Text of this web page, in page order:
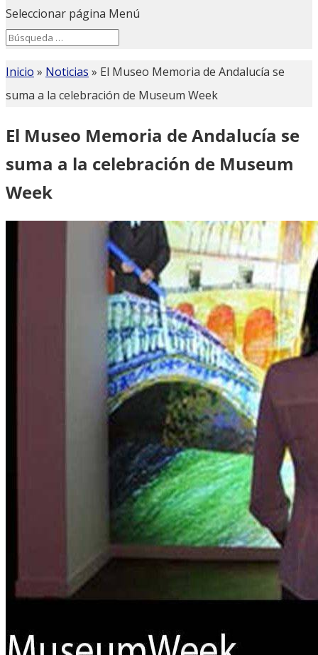
Seleccionar página Menú
Search
for...
Inicio » Noticias » El Museo Memoria de Andalucía se
suma a la celebración de Museum Week
El Museo Memoria de Andalucía se
suma a la celebración de Museum
Week